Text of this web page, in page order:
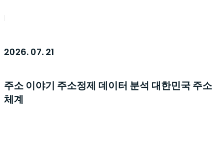
2026. 07. 21
주소 이야기 주소정제 데이터 분석 대한민국 주소
체계